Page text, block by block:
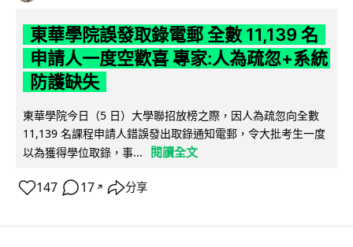
東華學院誤發取錄電郵 全數 11,139 名
申請人一度空歡喜 專家:人為疏忽+系統
防護缺失
東華學院今日（5 日）大學聯招放榜之際，因人為疏忽向全數
11,139 名課程申請人錯誤發出取錄通知電郵，令大批考生一度
以為獲得學位取錄，事...
閱讀全文
147 17 ↗ 分享